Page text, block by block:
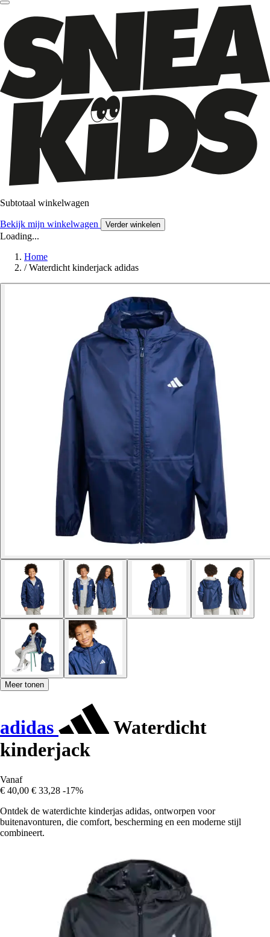
Subtotaal winkelwagen
Bekijk mijn winkelwagen Verder winkelen
Loading...
Home
/ Waterdicht kinderjack adidas
Meer tonen
adidas
Waterdicht
kinderjack
Vanaf
€ 40,00 € 33,28 -17%
Ontdek de waterdichte kinderjas adidas, ontworpen voor
buitenavonturen, die comfort, bescherming en een moderne stijl
combineert.